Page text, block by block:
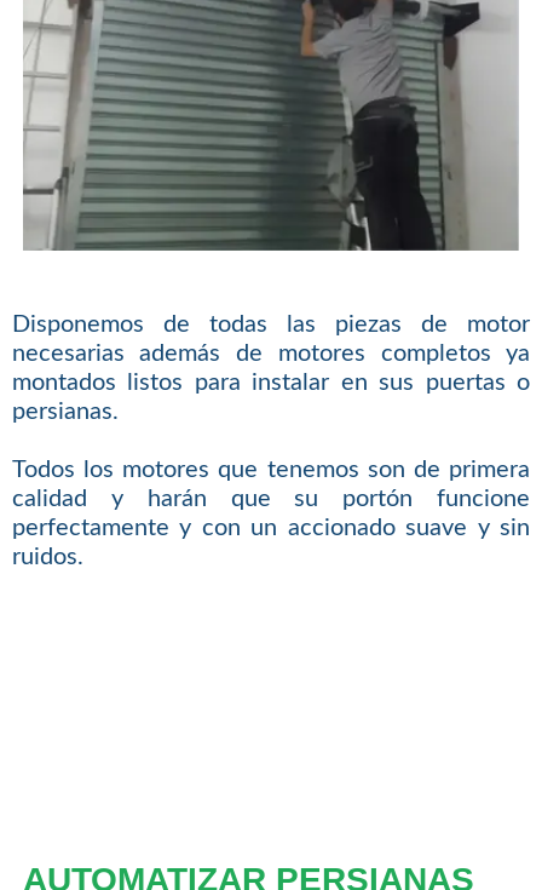
Disponemos de todas las piezas de motor
necesarias además de motores completos ya
montados listos para instalar en sus puertas o
persianas.
Todos los motores que tenemos son de primera
calidad y harán que su portón funcione
perfectamente y con un accionado suave y sin
ruidos.
AUTOMATIZAR PERSIANAS